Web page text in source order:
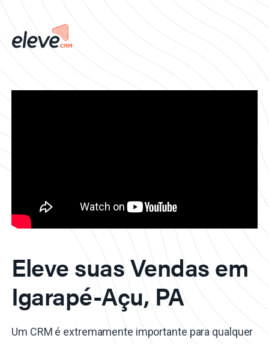
Eleve suas Vendas em
Igarapé-Açu, PA
Um CRM é extremamente importante para qualquer